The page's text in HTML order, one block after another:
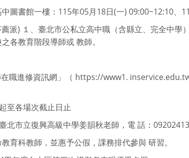
圖書館一樓：115年05月18日(一) 09:00~12:10、
派) １、臺北市公私立高中職（含縣立、完全中學
各教育階段導師或 教師。
職進修資訊網」（ https://www1.
至各場次截止日止
北市立復興高級中學姜韻秋老師，電 話：
育科教師，並惠予公假，課務排代參與 研習。